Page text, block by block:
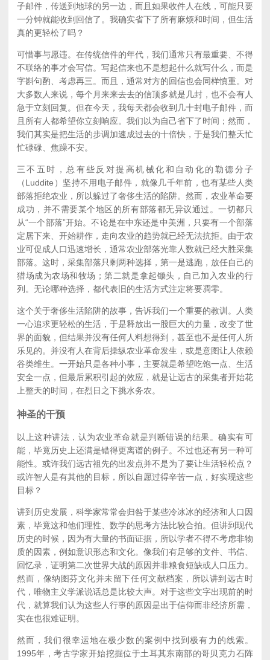
子邮件，传送到地球的另一边，而且如果收件人在线，可能只要
一分钟就能收到回信了。我确实省下了所有麻烦和时间，但生活
真的更轻松了吗？
可惜事与愿违。在传统信件的年代，我们通常只有最重要、不得
不联络的事才会写信。写起信来也不是想起什么就写什么，而是
字斟句酌、考虑再三。而且，通常对方的回信也会同样慎重。对
大多数人来说，每个月来来去去的信顶多就是几封，也不会有人
急于立刻回复。但在今天，我每天都会收到几十封电子邮件，而
且所有人都希望你立刻响应。我们以为自己省下了时间；然而，
我们其实是把生活的步调加速成过去的十倍快，于是我们整天忙
忙碌碌、焦躁不安。
三不五时，总有些反对提高机械化和自动化的勒德分子
（Luddite）坚持不用电子邮件，就像几千年前，也有某些人类
部落拒绝农业，所以躲过了奢侈生活的陷阱。然而，农业革命要
成功，并不需要某个地区的所有部落都无异议通过。一切都只
从“一个部落”开始。不论是在中东还是中美洲，只要有一个部落
定居下来、开始耕作，走向农业的趋势就已经无法抗拒。由于农
业可促成人口迅速增长，通常农业部落光靠人数就已经大胜采集
部落。这时，采集部落只剩两种选择，第一是逃跑，放任自己的
猎场成为农场和牧场；第二就是拿起锄头，自己加入农业的行
列。无论哪种选择，都代表旧的生活方式注定将要凋零。
这个关于奢侈生活陷阱的故事，告诉我们一个重要的教训。人类
一心追求更轻松的生活，于是释放出一股巨大的力量，改变了世
界的面貌，但结果并没有任何人料想得到，甚至也不是任何人所
乐见的。并没有人在背后操纵农业革命发生，或是意图让人依赖
谷类维生。一开始只是各种小事，主要就是希望吃饱一点、生活
安全一点，但最后累积引起的效应，就是让远古的采集者开始花
上整天的时间，在烈日之下挑水务农。
神圣的干预
以上这种讲法，认为农业革命就是判断错误的结果。确实有可
能，毕竟历史上还满是错得更离谱的例子。不过也还有另一种可
能性。或许我们远古祖先的出发点并不是为了要让生活轻松点？
或许智人是有其他的目标，所以自愿过得辛苦一点，好实现这些
目标？
讲到历史发展，科学家常常会归咎于某些冷冰冰的经济和人口因
素，毕竟这和他们理性、数学的思考方法比较合拍。但讲到现代
历史的时候，因为有大量的书面证据，所以学者不得不考虑非物
质的因素，例如意识形态和文化。像我们有足够的文件、书信、
回忆录，证明第二次世界大战的原因并非粮食短缺或人口压力。
然而，像纳图芬文化并未留下任何文献档案，所以讲到远古时
代，唯物主义学派说话总是比较大声。对于这些文字出现前的时
代，就算我们认为这些人行事的原因是出于信仰而非经济所需，
实在也很难证明。
然而，我们很幸运地在极少数的案例中找到极有力的线索。
1995年，考古学家开始挖掘位于土耳其东南部的哥贝克力石阵